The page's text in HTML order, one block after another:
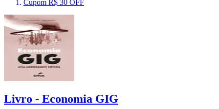
Cupom R$ 30 OFF
Livro - Economia GIG